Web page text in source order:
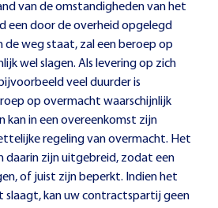
van de omstandigheden van het
een door de overheid opgelegd
de weg staat, zal een beroep op
wel slagen. Als levering op zich
veel duurder is
op overmacht waarschijnlijk
kan in een overeenkomst zijn
regeling van overmacht. Het
daarin zijn uitgebreid, zodat een
of juist zijn beperkt. Indien het
slaagt, kan uw contractspartij geen